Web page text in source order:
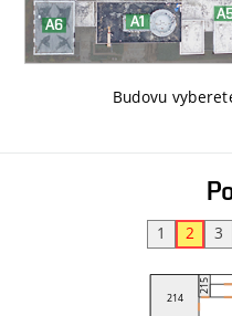
Budovu
1 2 3